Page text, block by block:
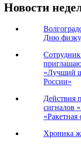
Новости
Дню
«Лучший
России»
Действия
сигналов
«Ракетная
Хроника